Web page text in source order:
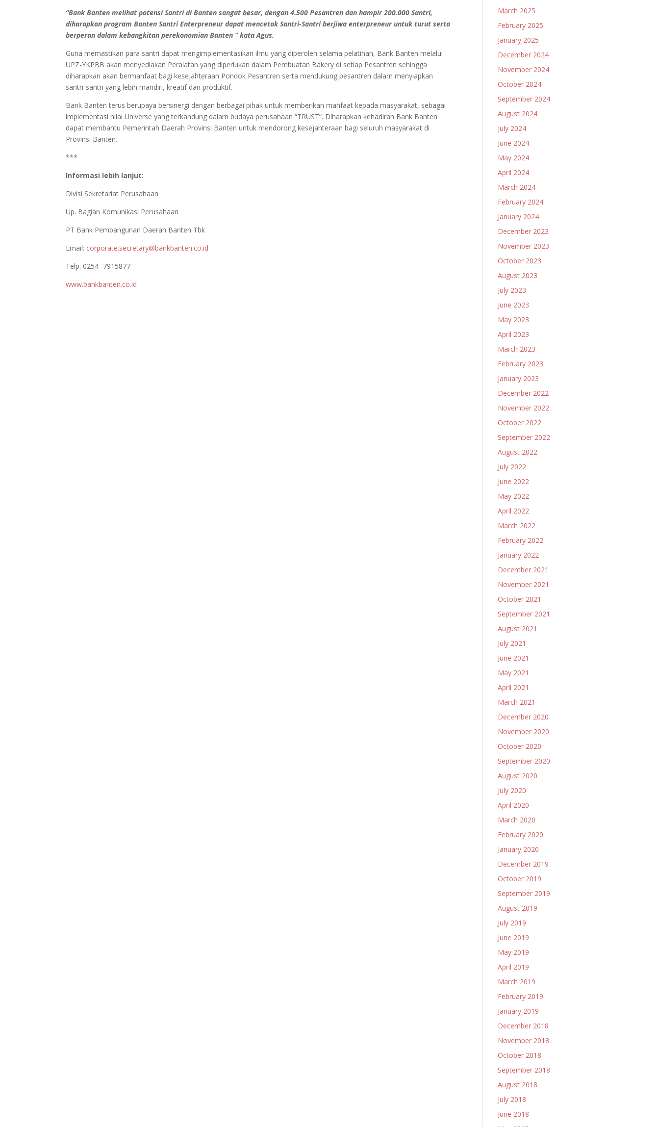
“Bank Banten melihat potensi Santri di Banten sangat besar, dengan 4.500 Pesantren dan hampir 200.000 Santri,
diharapkan program Banten Santri Enterpreneur dapat mencetak Santri-Santri berjiwa enterpreneur untuk turut serta
berperan dalam kebangkitan perekonomian Banten ” kata Agus.
Guna memastikan para santri dapat mengimplementasikan ilmu yang diperoleh selama pelatihan, Bank Banten melalui
UPZ-YKPBB akan menyediakan Peralatan yang diperlukan dalam Pembuatan Bakery di setiap Pesantren sehingga
diharapkan akan bermanfaat bagi kesejahteraan Pondok Pesantren serta mendukung pesantren dalam menyiapkan
santri-santri yang lebih mandiri, kreatif dan produktif.
Bank Banten terus berupaya bersinergi dengan berbagai pihak untuk memberikan manfaat kepada masyarakat, sebagai
implementasi nilai Universe yang terkandung dalam budaya perusahaan “TRUST”. Diharapkan kehadiran Bank Banten
dapat membantu Pemerintah Daerah Provinsi Banten untuk mendorong kesejahteraan bagi seluruh masyarakat di
Provinsi Banten.
***
Informasi lebih lanjut:
Divisi Sekretariat Perusahaan
Up. Bagian Komunikasi Perusahaan
PT Bank Pembangunan Daerah Banten Tbk
Email: corporate.secretary@bankbanten.co.id
Telp. 0254 -7915877
www.bankbanten.co.id
March 2025
February 2025
January 2025
December 2024
November 2024
October 2024
September 2024
August 2024
July 2024
June 2024
May 2024
April 2024
March 2024
February 2024
January 2024
December 2023
November 2023
October 2023
August 2023
July 2023
June 2023
May 2023
April 2023
March 2023
February 2023
January 2023
December 2022
November 2022
October 2022
September 2022
August 2022
July 2022
June 2022
May 2022
April 2022
March 2022
February 2022
January 2022
December 2021
November 2021
October 2021
September 2021
August 2021
July 2021
June 2021
May 2021
April 2021
March 2021
December 2020
November 2020
October 2020
September 2020
August 2020
July 2020
April 2020
March 2020
February 2020
January 2020
December 2019
October 2019
September 2019
August 2019
July 2019
June 2019
May 2019
April 2019
March 2019
February 2019
January 2019
December 2018
November 2018
October 2018
September 2018
August 2018
July 2018
June 2018